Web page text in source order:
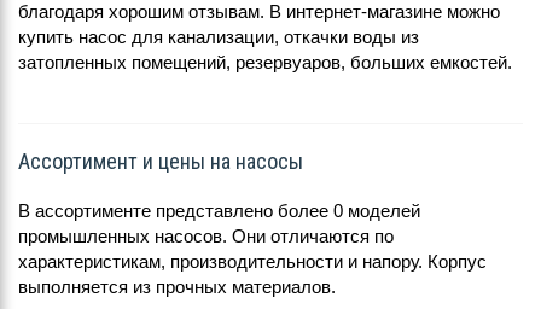
благодаря хорошим отзывам. В интернет-магазине можно
купить насос для канализации, откачки воды из
затопленных помещений, резервуаров, больших емкостей.
Ассортимент и цены на насосы
В ассортименте представлено более 0 моделей
промышленных насосов. Они отличаются по
характеристикам, производительности и напору. Корпус
выполняется из прочных материалов.